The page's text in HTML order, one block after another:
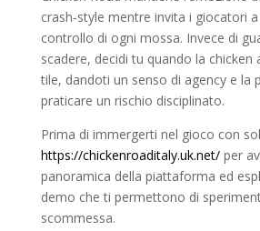
crash‑style mentre invita i giocatori
controllo di ogni mossa. Invece di
scadere, decidi tu quando la chicken
tile, dandoti un senso di agency e la
praticare un rischio disciplinato.
Prima di immergerti nel gioco con
https://chickenroaditaly.uk.net/per
panoramica della piattaforma ed
demo che ti permettono di
scommessa.